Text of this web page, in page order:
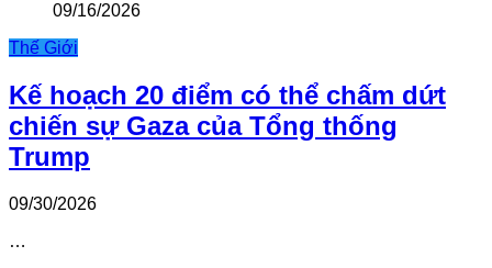
09/16/2026
Thế Giới
Kế hoạch 20 điểm có thể chấm dứt
chiến sự Gaza của Tổng thống
Trump
09/30/2026
…